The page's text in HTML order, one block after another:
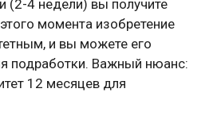
(2-4 недели) вы получите
момента изобретение
и вы можете его
подработки. Важный нюанс:
12 месяцев для